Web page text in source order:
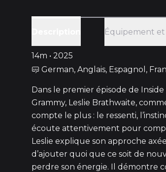
Équipement et
14m • 2025
German, Anglais, Espagnol,
Dans le premier épisode de
Grammy, Leslie Brathwaite,
compte le plus : le ressenti,
écoute attentivement pour
Leslie explique son approche
d’ajouter quoi que ce soit de
perdre son énergie. Il démontre